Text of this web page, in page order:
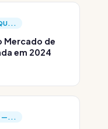
Mercado de
em 2024
—...